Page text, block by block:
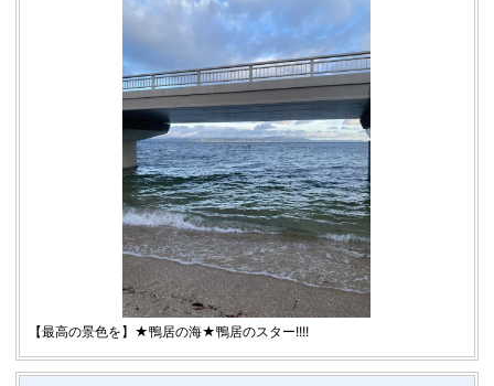
【最高の景色を】★鴨居の海★鴨居のスター!!!!